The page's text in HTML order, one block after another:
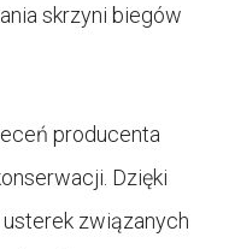
skrzyni biegów
producenta
Dzięki
związanych